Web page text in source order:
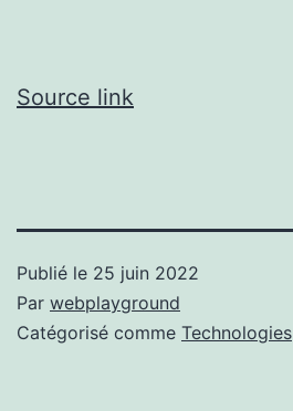
Source link
Publié le 25 juin 2022
Par webplayground
Catégorisé comme Technologies